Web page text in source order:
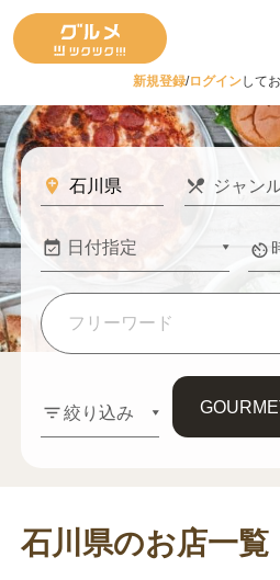
新規登録/ログインして
絞り込み
石川県のお店一覧